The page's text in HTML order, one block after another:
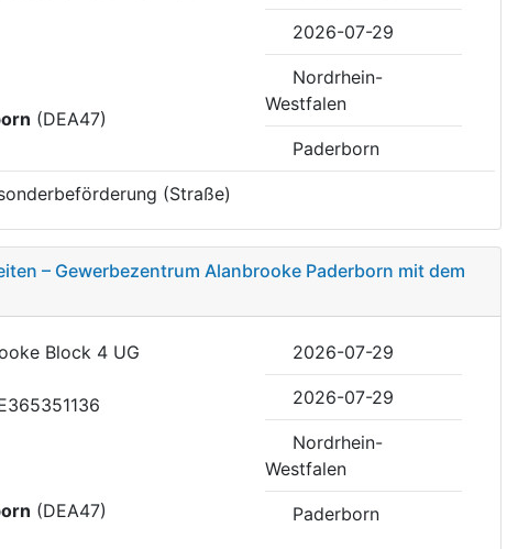
(DEA47)
2026-07-29
Nordrhein-
Westfalen
Paderborn
(Straße)
– Gewerbezentrum Alanbrooke Paderborn mit dem
Block 4 UG
(DEA47)
2026-07-29
2026-07-29
Nordrhein-
Westfalen
Paderborn